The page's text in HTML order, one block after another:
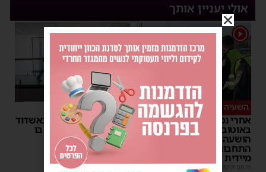
אולי יעניין אותך
1
השעיה מיידית
אחרי נסיעת האימים
באוטובוס מאשדוד: הנהג
הושעה מתפקידו – משרד
התחבורה הורה על בדיקה
מיידית
מנחם דויטש 17:44
ליבו שב לפעום
אדם התמוטט בביתו באשדוד
– כוחות ההצלה ביצעו בו
פעולות החייאה
מנחם דויטש |
17:35